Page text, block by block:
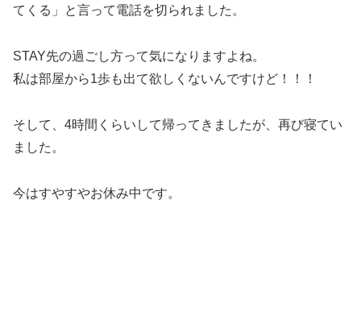
てくる」と言って電話を切られました。
STAY先の過ごし方って気になりますよね。
私は部屋から1歩も出て欲しくないんですけど！！！
そして、4時間くらいして帰ってきましたが、再び寝てい
ました。
今はすやすやお休み中です。